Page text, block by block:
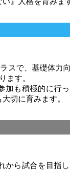
で、基礎体力
ます。
加も積極的に行
切に育みます。
ら試合を目指